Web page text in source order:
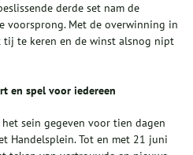
derde set nam de
voorsprong. Met de overwinning in
tij te keren en de winst alsnog nipt
en spel voor iedereen
sein gegeven voor tien dagen
Handelsplein. Tot en met 21 juni